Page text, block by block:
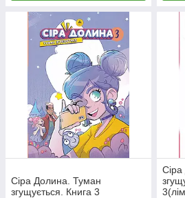
Сіра Долина. Туман
згущується. Книга 3